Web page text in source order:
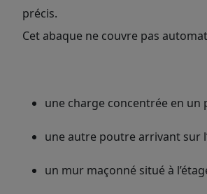
précis.
Cet abaque ne couvre pas
une charge concentrée en un
une autre poutre arrivant sur
un mur maçonné situé à